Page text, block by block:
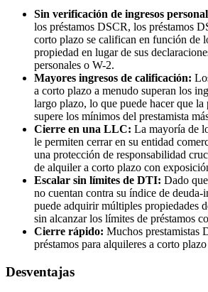
Sin verificación de ingresos
los préstamos DSCR, los préstamos
corto plazo se califican en función de
propiedad en lugar de sus
personales o W-2.
Mayores ingresos de calificación:
a corto plazo a menudo superan los
largo plazo, lo que puede hacer que
supere los mínimos del prestamista
Cierre en una LLC: La mayoría de
le permiten cerrar en su entidad
una protección de responsabilidad
de alquiler a corto plazo con
Escalar sin límites de DTI: Dado
no cuentan contra su índice de deuda-
puede adquirir múltiples propiedades
sin alcanzar los límites de préstamos
Cierre rápido: Muchos prestamistas
préstamos para alquileres a corto
Desventajas